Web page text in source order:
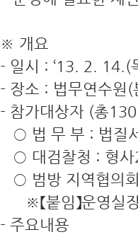
※ 개요
- 일시 : ‘13. 2.
- 장소 : 법무연수원(
- 참가대상자 (총
○ 법 무 부 : 법질
○ 대검찰청 : 형사
○ 범방 지역협의
※【붙임】운영실
- 주요내용